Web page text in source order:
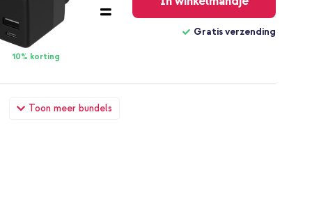
Toon meer bundels
10% korting
Gratis verzending
Fit Anti-Bacterial Screenprotector incl. applicator
C naar USB-C kabel 60W - 1,5 meter - Bolt Black